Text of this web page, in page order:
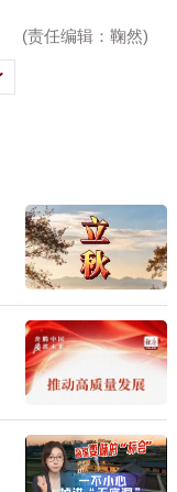
(责任编辑：鞠然)